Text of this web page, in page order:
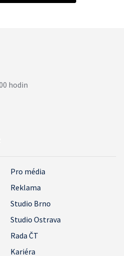
Pro média
Reklama
Studio Brno
Studio Ostrava
Rada ČT
Kariéra